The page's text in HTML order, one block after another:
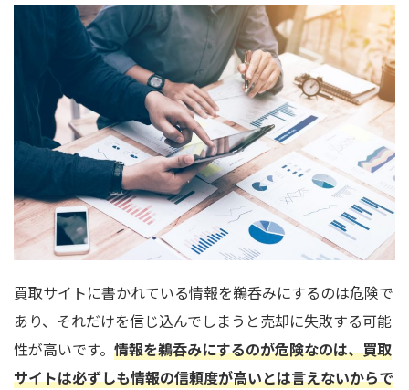
買取サイトに書かれている情報を鵜呑みにするのは危険で
あり、それだけを信じ込んでしまうと売却に失敗する可能
性が高いです。 情報を鵜呑みにするのが危険なのは、買取
サイトは必ずしも情報の信頼度が高いとは言えないからで